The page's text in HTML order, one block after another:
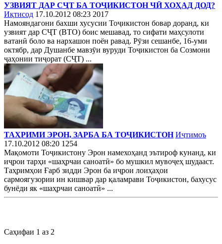
УЗВИЯТ ДАР СҶТ БА ТОҶИКИСТОН ЧӢ ХОҲАД ДОД?
Иқтисод 17.10.2012 08:23 2017
Намояндагони бахши хусусии Тоҷикистон бовар доранд, ки
узвият дар СҶТ (ВТО) боис мешавад, то сифати маҳсулоти
ватанӣ боло ва нархашон поён равад. Рӯзи сешанбе, 16-уми
октябр, дар Душанбе мавзӯи вуруди Тоҷикистон ба Созмони
ҷаҳонии тиҷорат (СҶТ) ...
ТАҲРИМИ ЭРОН, ЗАРБА БА ТОҶИКИСТОН Иҷтимоъ
17.10.2012 08:20 1254
Мақомоти Тоҷикистону Эрон намехоҳанд эътироф кунанд, ки
иҷрои тарҳи «шаҳрчаи саноатӣ» бо мушкил мувоҷеҳ шудааст.
Таҳримҳои Ғарб зидди Эрон ба иҷрои лоиҳаҳои
сармоягузории ин кишвар дар қаламрави Тоҷикистон, бахусус
бунёди як «шаҳрчаи саноатӣ» ...
Саҳифаи 1 аз 2